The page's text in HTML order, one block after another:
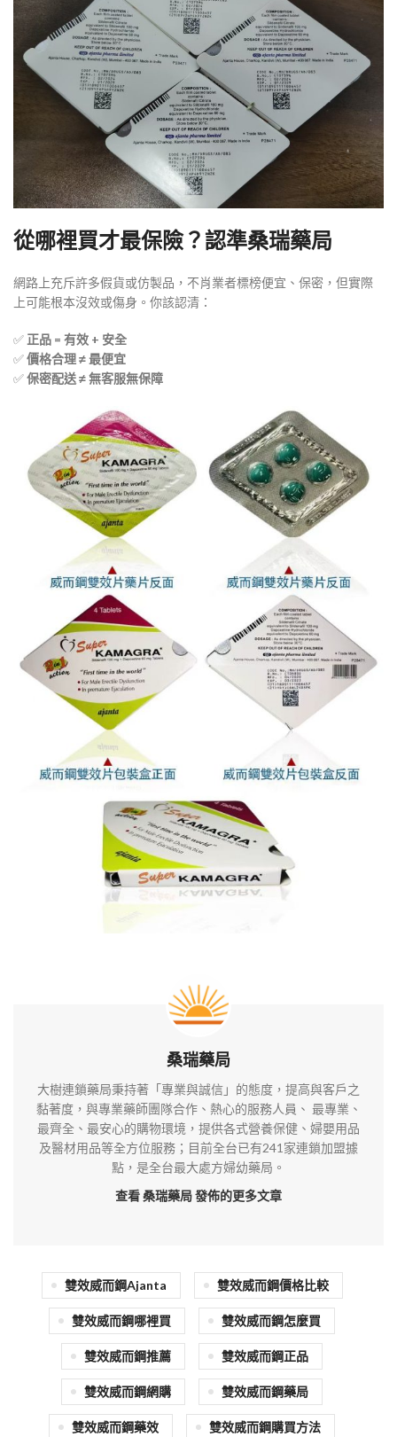
從哪裡買才最保險？認準桑瑞藥局
網路上充斥許多假貨或仿製品，不肖業者標榜便宜、保密，但實際
上可能根本沒效或傷身。你該認清：
✅ 正品 = 有效 + 安全
✅價格合理 ≠ 最便宜
✅保密配送 ≠ 無客服無保障
桑瑞藥局
大樹連鎖藥局秉持著「專業與誠信」的態度，提高與客戶之
黏著度，與專業藥師團隊合作、熱心的服務人員、 最專業、
最齊全、最安心的購物環境，提供各式營養保健、婦嬰用品
及醫材用品等全方位服務；目前全台已有241家連鎖加盟據
點，是全台最大處方婦幼藥局。
查看 桑瑞藥局發佈的更多文章
雙效威而鋼Ajanta 雙效威而鋼價格比較
雙效威而鋼哪裡買 雙效威而鋼怎麼買
雙效威而鋼推薦 雙效威而鋼正品
雙效威而鋼網購 雙效威而鋼藥局
雙效威而鋼藥效 雙效威而鋼購買方法